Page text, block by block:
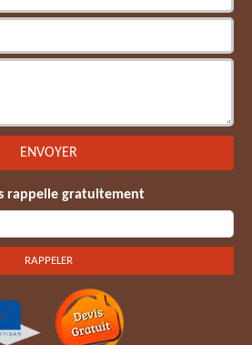
rappelle gratuitement